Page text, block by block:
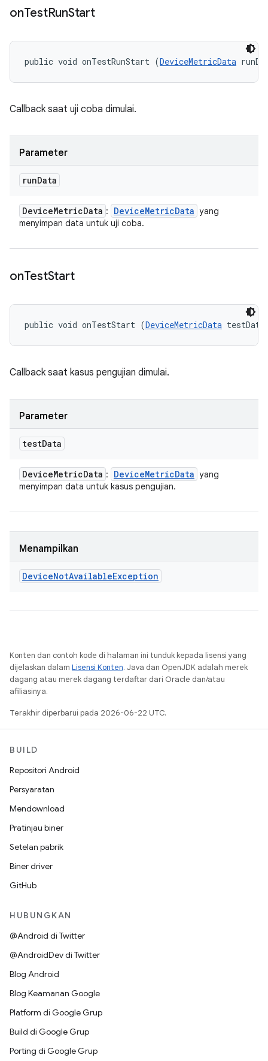
onTestRunStart
public void onTestRunStart (DeviceMetricData
Callback saat uji coba dimulai.
Parameter
runData
DeviceMetricData : DeviceMetricData yang
menyimpan data untuk uji coba.
onTestStart
public void onTestStart (DeviceMetricData
Callback saat kasus pengujian dimulai.
Parameter
testData
DeviceMetricData : DeviceMetricData yang
menyimpan data untuk kasus pengujian.
Menampilkan
DeviceNotAvailableException
Konten dan contoh kode di halaman ini tunduk kepada lisensi yang
dijelaskan dalam Lisensi Konten. Java dan OpenJDK adalah merek
dagang atau merek dagang terdaftar dari Oracle dan/atau
afiliasinya.
Terakhir diperbarui pada 2026-06-22 UTC.
BUILD
Repositori Android
Persyaratan
Mendownload
Pratinjau biner
Setelan pabrik
Biner driver
GitHub
HUBUNGKAN
@Android di Twitter
@AndroidDev di Twitter
Blog Android
Blog Keamanan Google
Platform di Google Grup
Build di Google Grup
Porting di Google Grup